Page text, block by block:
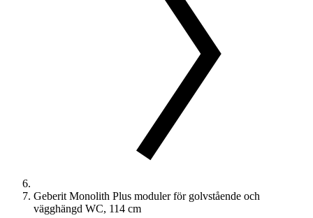
Geberit Monolith Plus moduler för golvstående och
vägghängd WC, 114 cm